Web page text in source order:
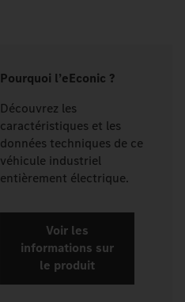
Pourquoi l’eEconic ?
Découvrez les
caractéristiques et les
données techniques de ce
véhicule industriel
entièrement électrique.
Voir les
informations sur
le produit